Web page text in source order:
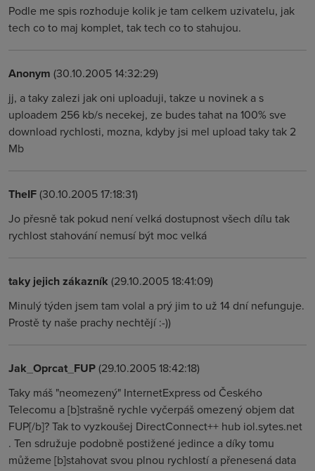
Podle me spis rozhoduje kolik je tam celkem uzivatelu, jak
tech co to maj komplet, tak tech co to stahujou.
Anonym (30.10.2005 14:32:29)
jj, a taky zalezi jak oni uploaduji, takze u novinek a s
uploadem 256 kb/s necekej, ze budes tahat na 100% sve
download rychlosti, mozna, kdyby jsi mel upload taky tak 2
Mb
TheIF(30.10.2005 17:18:31)
Jo přesně tak pokud není velká dostupnost všech dílu tak
rychlost stahování nemusí být moc velká
taky jejich zákazník (29.10.2005 18:41:09)
Minulý týden jsem tam volal a prý jim to už 14 dní nefunguje.
Prostě ty naše prachy nechtějí :-))
Jak_Oprcat_FUP(29.10.2005 18:42:18)
Taky máš "neomezený" InternetExpress od Českého
Telecomu a [b]strašně rychle vyčerpáš omezený objem dat
FUP[/b]? Tak to vyzkoušej DirectConnect++ hub iol.sytes.net
. Ten sdružuje podobně postižené jedince a díky tomu
můžeme [b]stahovat svou plnou rychlostí a přenesená data